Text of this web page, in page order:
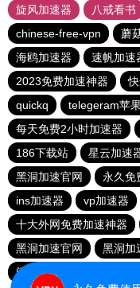
旋风加速器
八戒看书
chinese-free-vpn
蘑
海鸥加速器
速帆加速
2023免费加速神器
quickq
telegeram苹
每天免费2小时加速器
186下载站
星云加速
黑洞加速官网
永久免
ins加速器
vp加速器
十大外网免费加速神器
黑洞加速官网
黑洞加
闪电猫加速器